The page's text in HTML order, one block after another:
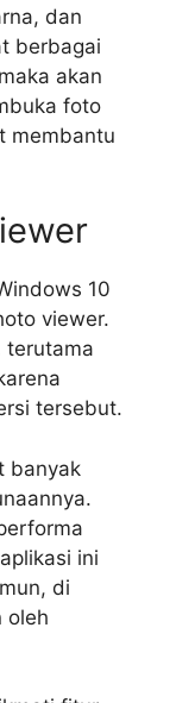
dan
berbagai
akan
foto
membantu
10
viewer.
terutama
tersebut.
banyak
ini
di
oleh